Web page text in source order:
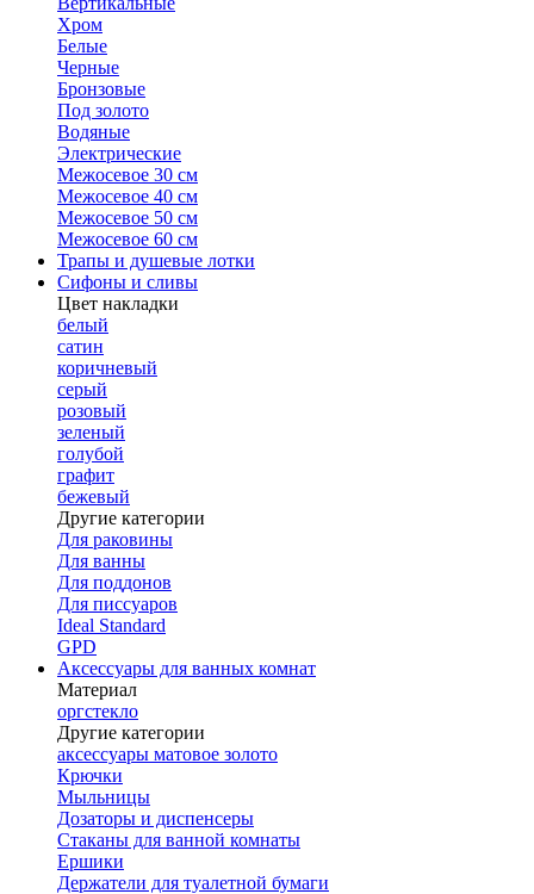
Хром
Белые
Черные
Бронзовые
Под золото
Водяные
Электрические
Межосевое 30 см
Межосевое 40 см
Межосевое 50 см
Межосевое 60 см
Трапы и душевые лотки
Сифоны и сливы
Цвет накладки
белый
сатин
коричневый
серый
розовый
зеленый
голубой
графит
бежевый
Другие категории
Для раковины
Для ванны
Для поддонов
Для писсуаров
Ideal Standard
GPD
Аксессуары для ванных комнат
Материал
оргстекло
Другие категории
аксессуары матовое золото
Крючки
Мыльницы
Дозаторы и диспенсеры
Стаканы для ванной комнаты
Ершики
Держатели для туалетной бумаги